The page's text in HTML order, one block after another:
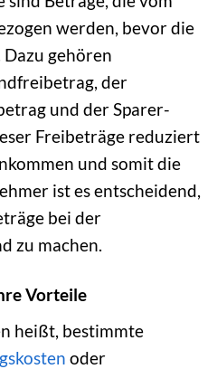
werden, bevor die
gehören
der
und der Sparer-
Freibeträge reduziert
und somit die
ist es entscheidend,
bei der
zu machen.
Vorteile
heißt, bestimmte
oder